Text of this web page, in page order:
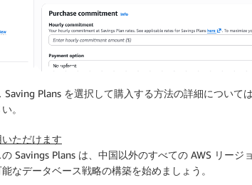
Saving Plans を選択して購入する方法の詳細について
。
ただけます
Savings Plans は、中国以外のすべての AWS リー
なデータベース戦略の構築を始めましょう。